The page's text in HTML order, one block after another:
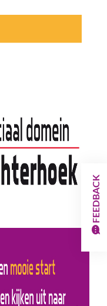
FEEDBACK